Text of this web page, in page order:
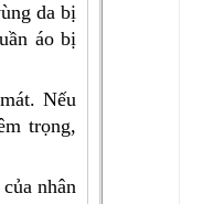
da bị
áo bị
Nếu
trọng,
nhân